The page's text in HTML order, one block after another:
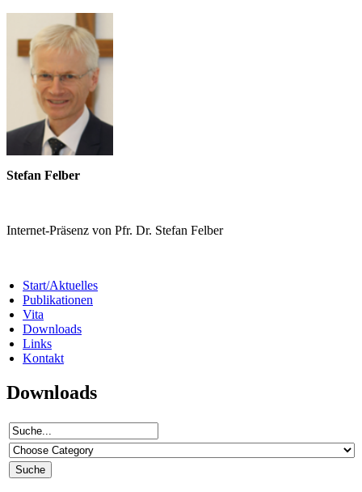
Stefan Felber
Internet-Präsenz von Pfr. Dr. Stefan Felber
Start/Aktuelles
Publikationen
Vita
Downloads
Links
Kontakt
Downloads